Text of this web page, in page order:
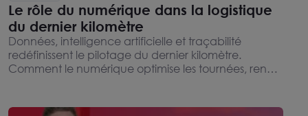
Le rôle du numérique dans la logistique
du dernier kilomètre
Données, intelligence artificielle et traçabilité
redéfinissent le pilotage du dernier kilomètre.
Comment le numérique optimise les tournées, rend